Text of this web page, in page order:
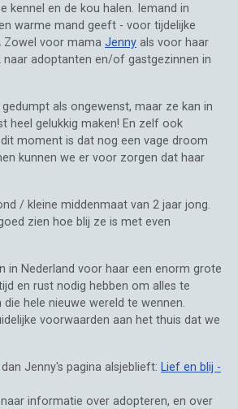
kennel en de kou halen. Iemand in
warme mand geeft - voor tijdelijke
Zowel voor mama Jenny als voor haar
naar adoptanten en/of gastgezinnen in
als ongewenst, maar ze kan in
heel gelukkig maken! En zelf ook
dit moment is dat nog een vage droom
kunnen we er voor zorgen dat haar
/ kleine middenmaat van 2 jaar jong.
zien hoe blij ze is met even
in Nederland voor haar een enorm grote
en rust nodig hebben om alles te
hele nieuwe wereld te wennen.
voorwaarden aan het thuis dat we
Jenny's pagina alsjeblieft: Lief en blij -
informatie over adopteren, en over